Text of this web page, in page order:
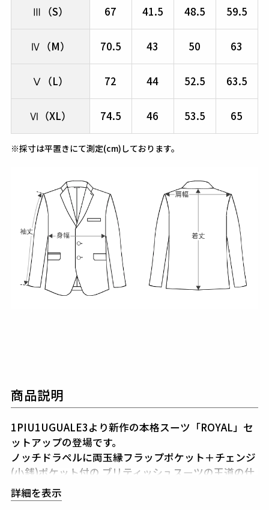
Ⅲ（S） 67 41.5 48.5 59.5
Ⅳ（M） 70.5 43 50 63
Ⅴ（L） 72 44 52.5 63.5
Ⅵ（XL） 74.5 46 53.5 65
※採寸は平置きにて測定(cm)しております。
商品説明
1PIU1UGUALE3より新作の本格スーツ「ROYAL」セ
ットアップの登場です。
ノッチドラペルに両玉縁フラップポケット＋チェンジ
(小銭)ポケット付の ブリティッシュスーツの王道の仕
様です。
スーツの仕立ての良し悪しはいかに衿が立体的である
詳細を表示